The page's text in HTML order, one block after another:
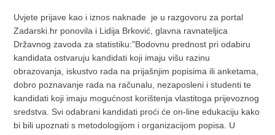
Uvjete prijave kao i iznos naknade je u razgovoru za portal
Zadarski.hr ponovila i Lidija Brković, glavna ravnateljica
Državnog zavoda za statistiku:"Bodovnu prednost pri odabiru
kandidata ostvaruju kandidati koji imaju višu razinu
obrazovanja, iskustvo rada na prijašnjim popisima ili anketama,
dobro poznavanje rada na računalu, nezaposleni i studenti te
kandidati koji imaju mogućnost korištenja vlastitoga prijevoznog
sredstva. Svi odabrani kandidati proći će on-line edukaciju kako
bi bili upoznati s metodologijom i organizacijom popisa. U